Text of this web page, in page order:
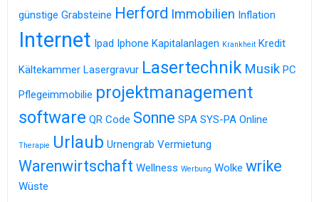
günstige Grabsteine Herford Immobilien Inflation
Internet Ipad Iphone Kapitalanlagen Krankheit Kredit
Kältekammer Lasergravur Lasertechnik Musik PC
Pflegeimmobilie projektmanagement
software QR Code Sonne SPA SYS-PA Online
Therapie Urlaub Urnengrab Vermietung
Warenwirtschaft Wellness Werbung Wolke wrike
Wüste